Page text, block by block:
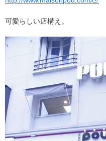
可愛らしい店構え。